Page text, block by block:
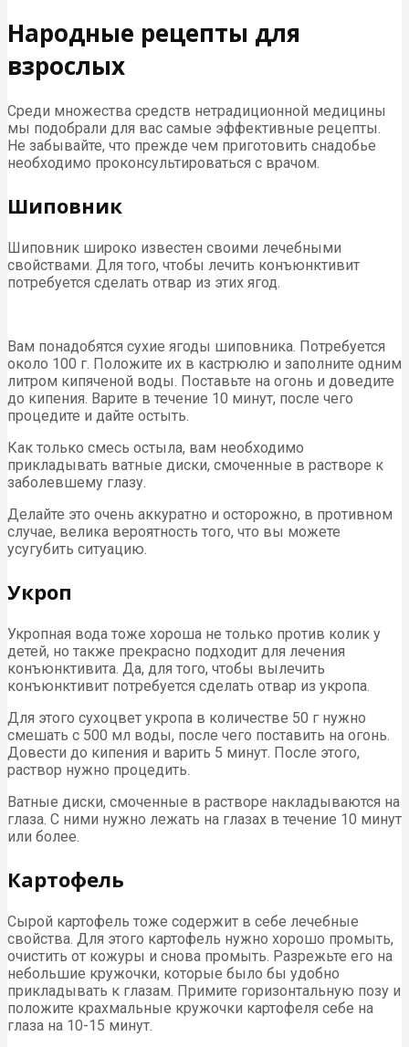
Народные рецепты для
взрослых
Среди множества средств нетрадиционной медицины
мы подобрали для вас самые эффективные рецепты.
Не забывайте, что прежде чем приготовить снадобье
необходимо проконсультироваться с врачом.
Шиповник
Шиповник широко известен своими лечебными
свойствами. Для того, чтобы лечить конъюнктивит
потребуется сделать отвар из этих ягод.
Вам понадобятся сухие ягоды шиповника. Потребуется
около 100 г. Положите их в кастрюлю и заполните одним
литром кипяченой воды. Поставьте на огонь и доведите
до кипения. Варите в течение 10 минут, после чего
процедите и дайте остыть.
Как только смесь остыла, вам необходимо
прикладывать ватные диски, смоченные в растворе к
заболевшему глазу.
Делайте это очень аккуратно и осторожно, в противном
случае, велика вероятность того, что вы можете
усугубить ситуацию.
Укроп
Укропная вода тоже хороша не только против колик у
детей, но также прекрасно подходит для лечения
конъюнктивита. Да, для того, чтобы вылечить
конъюнктивит потребуется сделать отвар из укропа.
Для этого сухоцвет укропа в количестве 50 г нужно
смешать с 500 мл воды, после чего поставить на огонь.
Довести до кипения и варить 5 минут. После этого,
раствор нужно процедить.
Ватные диски, смоченные в растворе накладываются на
глаза. С ними нужно лежать на глазах в течение 10 минут
или более.
Картофель
Сырой картофель тоже содержит в себе лечебные
свойства. Для этого картофель нужно хорошо промыть,
очистить от кожуры и снова промыть. Разрежьте его на
небольшие кружочки, которые было бы удобно
прикладывать к глазам. Примите горизонтальную позу и
положите крахмальные кружочки картофеля себе на
глаза на 10-15 минут.